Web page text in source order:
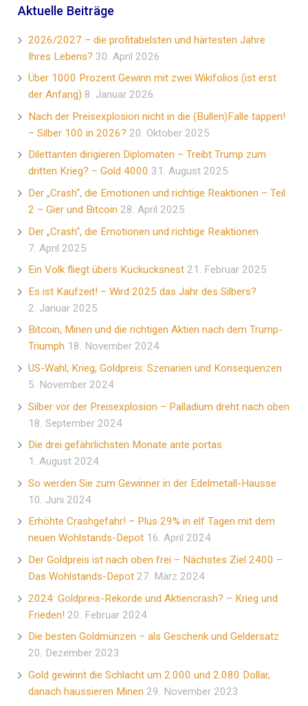
Aktuelle Beiträge
2026/2027 – die profitabelsten und härtesten Jahre
Ihres Lebens? 30. April 2026
Über 1000 Prozent Gewinn mit zwei Wikifolios (ist erst
der Anfang) 8. Januar 2026
Nach der Preisexplosion nicht in die (Bullen)Falle tappen!
– Silber 100 in 2026? 20. Oktober 2025
Dilettanten dirigieren Diplomaten – Treibt Trump zum
dritten Krieg? – Gold 4000 31. August 2025
Der „Crash“, die Emotionen und richtige Reaktionen – Teil
2 – Gier und Bitcoin 28. April 2025
Der „Crash“, die Emotionen und richtige Reaktionen
7. April 2025
Ein Volk fliegt übers Kuckucksnest 21. Februar 2025
Es ist Kaufzeit! – Wird 2025 das Jahr des Silbers?
2. Januar 2025
Bitcoin, Minen und die richtigen Aktien nach dem Trump-
Triumph 18. November 2024
US-Wahl, Krieg, Goldpreis: Szenarien und Konsequenzen
5. November 2024
Silber vor der Preisexplosion – Palladium dreht nach oben
18. September 2024
Die drei gefährlichsten Monate ante portas
1. August 2024
So werden Sie zum Gewinner in der Edelmetall-Hausse
10. Juni 2024
Erhöhte Crashgefahr! – Plus 29% in elf Tagen mit dem
neuen Wohlstands-Depot 16. April 2024
Der Goldpreis ist nach oben frei – Nächstes Ziel 2400 –
Das Wohlstands-Depot 27. März 2024
2024: Goldpreis-Rekorde und Aktiencrash? – Krieg und
Frieden! 20. Februar 2024
Die besten Goldmünzen – als Geschenk und Geldersatz
20. Dezember 2023
Gold gewinnt die Schlacht um 2.000 und 2.080 Dollar,
danach haussieren Minen 29. November 2023